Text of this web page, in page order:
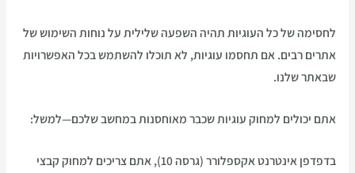
לחסימה של כל העוגיות תהיה השפעה שלילית על נוחות השימוש של
אתרים רבים. אם תחסמו עוגיות, לא תוכלו להשתמש בכל האפשרויות
שבאתר שלנו.
אתם יכולים למחוק עוגיות שכבר מאוחסנות במחשב שלכם—למשל:
בדפדפן אינטרנט אקספלורר (גרסה 10), אתם צריכים למחוק קבצי